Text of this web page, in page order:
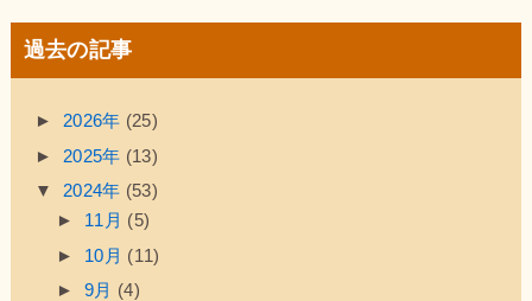
過去の記事
► 2026年 (25)
► 2025年 (13)
▼ 2024年 (53)
► 11月 (5)
► 10月 (11)
► 9月 (4)